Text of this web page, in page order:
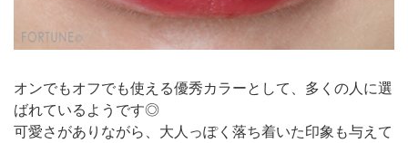
オンでもオフでも使える優秀カラーとして、多くの人に選
ばれているようです◎
可愛さがありながら、大人っぽく落ち着いた印象も与えて